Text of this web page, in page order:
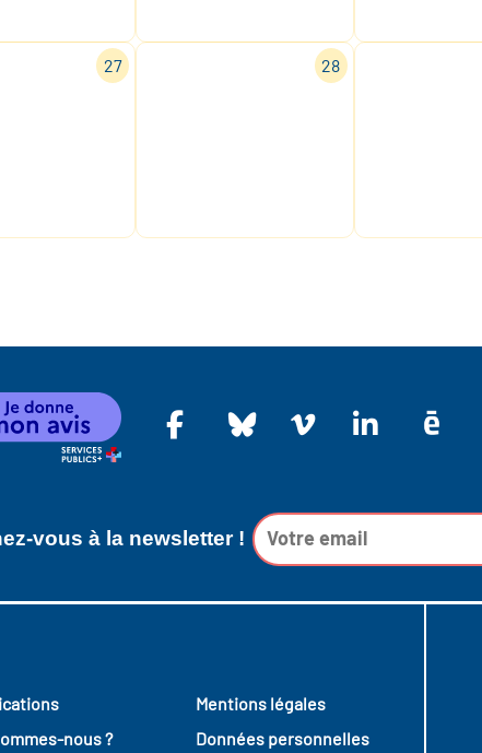
27 28
vous à la newsletter !
nous ?
Mentions légales
Données personnelles